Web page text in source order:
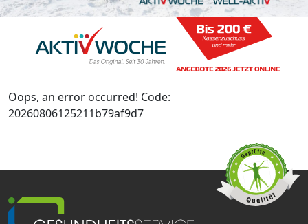
Oops, an error occurred! Code:
20260806125211b79af9d7